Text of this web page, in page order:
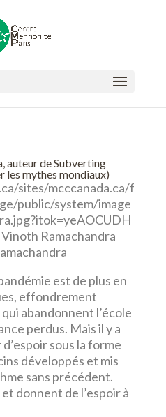
auteur de Subverting
les mythes mondiaux)
Ramachandra
est de plus en
effondrement
abandonnent l’école
perdus. Mais il y a
sous la forme
développés et mis
sans précédent.
donnent de l’espoir à